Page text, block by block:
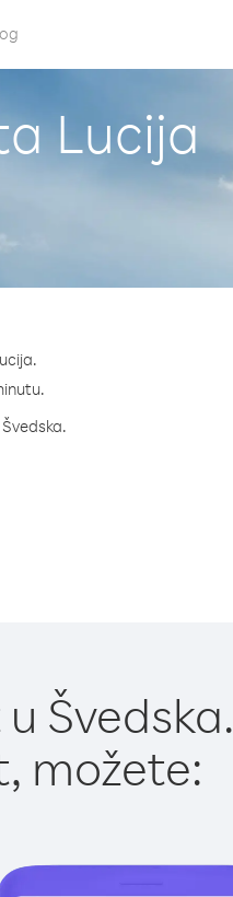
Lucija
Švedska.
možete: